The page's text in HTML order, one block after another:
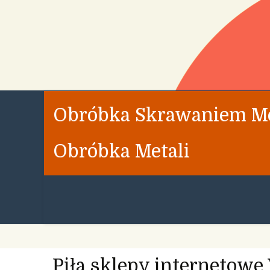
Obróbka Skrawaniem
Obróbka Metali
Piła sklepy internetowe